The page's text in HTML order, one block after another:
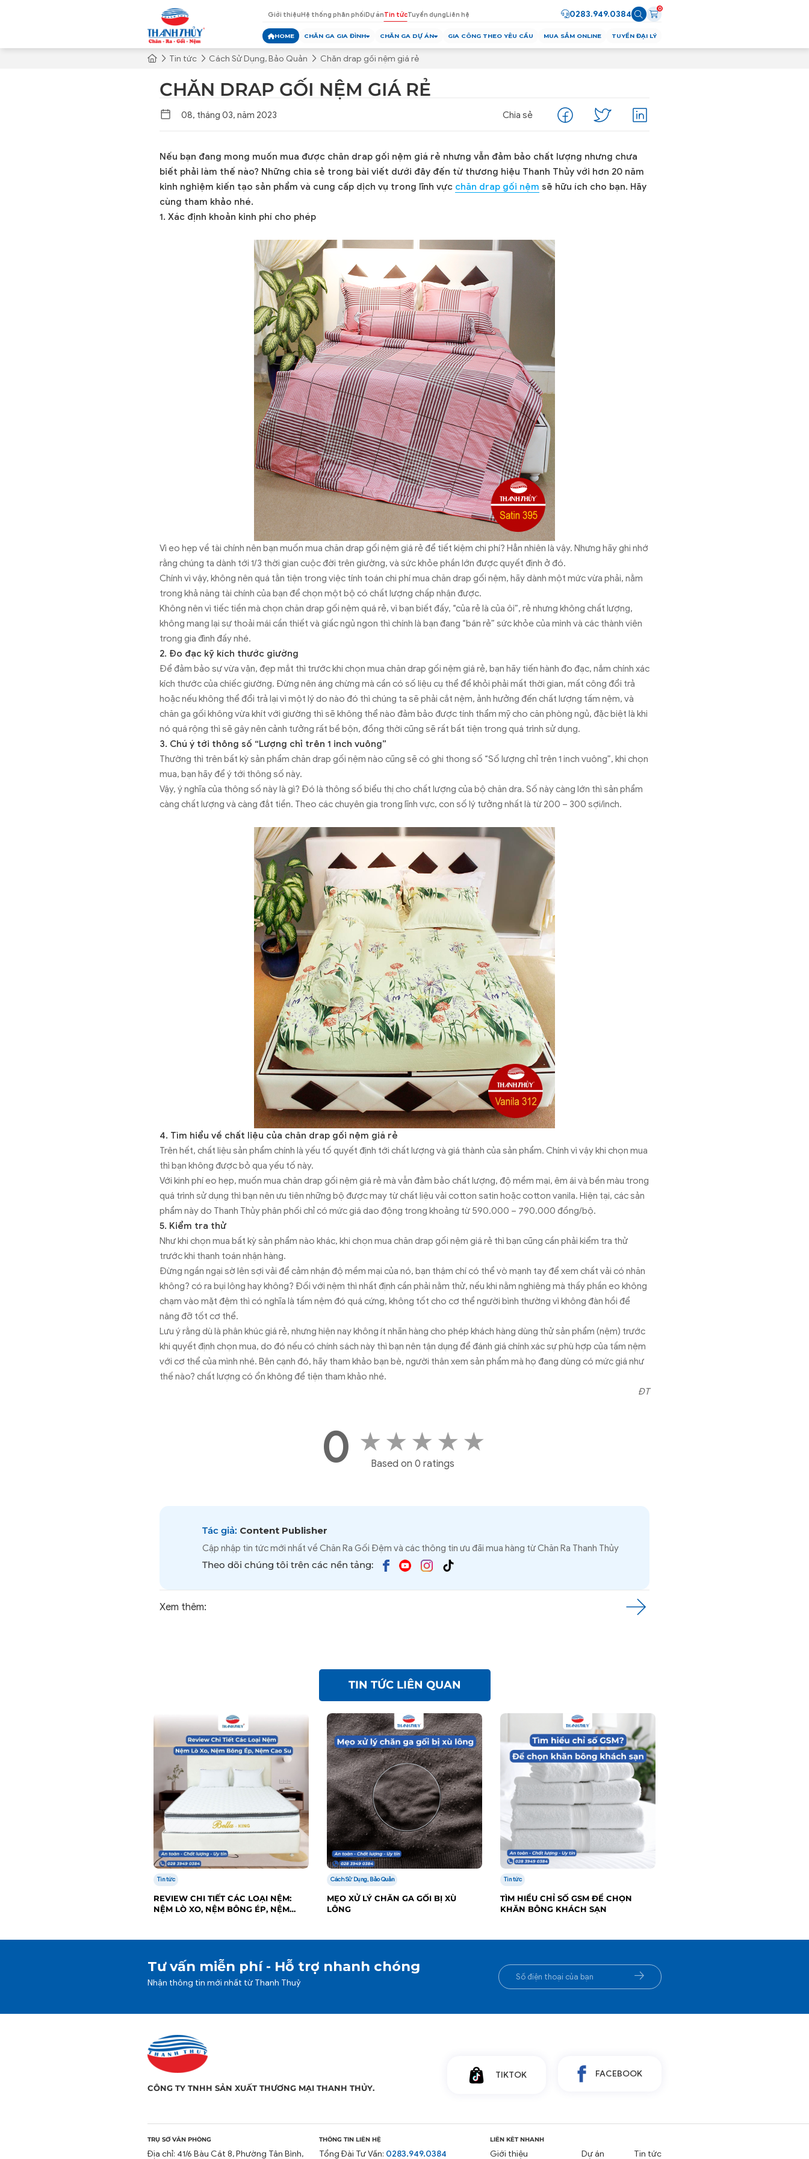
Giới thiệuHệ thống phân phốiDự ánTin tứcTuyển dụngLiên hệ 0283.949.0384
0
HOME CHĂN GA GIA ĐÌNH CHĂN GA DỰ ÁN GIA CÔNG THEO YÊU CẦU MUA SẮM ONLINE TUYỂN ĐẠI LÝ
Tin tức Cách Sử Dụng, Bảo Quản Chăn drap gối nệm giá rẻ
CHĂN DRAP GỐI NỆM GIÁ RẺ
08, tháng 03, năm 2023 Chia sẻ
Nếu bạn đang mong muốn mua được chăn drap gối nệm giá rẻ nhưng vẫn đảm bảo chất lượng nhưng chưa
biết phải làm thế nào? Những chia sẻ trong bài viết dưới đây đến từ thương hiệu Thanh Thủy với hơn 20 năm
kinh nghiệm kiến tạo sản phẩm và cung cấp dịch vụ trong lĩnh vực chăn drap gối nệm sẽ hữu ích cho bạn. Hãy
cùng tham khảo nhé.
1. Xác định khoản kinh phí cho phép
Vì eo hẹp về tài chính nên bạn muốn mua chăn drap gối nệm giá rẻ để tiết kiệm chi phí? Hẳn nhiên là vậy. Nhưng hãy ghi nhớ
rằng chúng ta dành tới 1/3 thời gian cuộc đời trên giường, và sức khỏe phần lớn được quyết định ở đó.
Chính vì vậy, không nên quá tằn tiện trong việc tính toán chi phí mua chăn drap gối nệm, hãy dành một mức vừa phải, nằm
trong khả năng tài chính của bạn để chọn một bộ có chất lượng chấp nhận được.
Không nên vì tiếc tiền mà chọn chăn drap gối nệm quá rẻ, vì bạn biết đấy, “của rẻ là của ôi”, rẻ nhưng không chất lượng,
không mang lại sự thoải mái cần thiết và giấc ngủ ngon thì chính là bạn đang “bán rẻ” sức khỏe của mình và các thành viên
trong gia đình đấy nhé.
2. Đo đạc kỹ kích thước giường
Để đảm bảo sự vừa vặn, đẹp mắt thì trước khi chọn mua chăn drap gối nệm giá rẻ, bạn hãy tiến hành đo đạc, nắm chính xác
kích thước của chiếc giường. Đừng nên áng chừng mà cần có số liệu cụ thể để khỏi phải mất thời gian, mất công đổi trả
hoặc nếu không thể đổi trả lại vì một lý do nào đó thì chúng ta sẽ phải cắt nệm, ảnh hưởng đến chất lượng tấm nệm, và
chăn ga gối không vừa khít với giường thì sẽ không thể nào đảm bảo được tính thẩm mỹ cho căn phòng ngủ, đặc biệt là khi
nó quá rộng thì sẽ gây nên cảnh tưởng rất bề bộn, đồng thời cũng sẽ rất bất tiện trong quá trình sử dụng.
3. Chú ý tới thông số “Lượng chỉ trên 1 inch vuông”
Thường thì trên bất kỳ sản phẩm chăn drap gối nệm nào cũng sẽ có ghi thong số “Số lượng chỉ trên 1 inch vuông”, khi chọn
mua, bạn hãy để ý tới thông số này.
Vậy, ý nghĩa của thông số này là gì? Đó là thông số biểu thị cho chất lượng của bộ chăn dra. Số này càng lớn thì sản phẩm
càng chất lượng và càng đắt tiền. Theo các chuyên gia trong lĩnh vực, con số lý tưởng nhất là từ 200 – 300 sợi/inch.
4. Tìm hiểu về chất liệu của chăn drap gối nệm giá rẻ
Trên hết, chất liệu sản phẩm chính là yếu tố quyết định tới chất lượng và giá thành của sản phẩm. Chính vì vậy khi chọn mua
thì bạn không được bỏ qua yếu tố này.
Với kinh phí eo hẹp, muốn mua chăn drap gối nệm giá rẻ mà vẫn đảm bảo chất lượng, độ mềm mại, êm ái và bền màu trong
quá trình sử dụng thì bạn nên ưu tiên những bộ được may từ chất liệu vải cotton satin hoặc cotton vanila. Hiện tại, các sản
phẩm này do Thanh Thủy phân phối chỉ có mức giá dao động trong khoảng từ 590.000 – 790.000 đồng/bộ.
5. Kiểm tra thử
Như khi chọn mua bất kỳ sản phẩm nào khác, khi chọn mua chăn drap gối nệm giá rẻ thì bạn cũng cần phải kiểm tra thử
trước khi thanh toán nhận hàng.
Đừng ngần ngại sờ lên sợi vải để cảm nhận độ mềm mại của nó, bạn thậm chí có thể vò mạnh tay để xem chất vải có nhăn
không? có ra bụi lông hay không? Đối với nệm thì nhất định cần phải nằm thử, nếu khi nằm nghiêng mà thấy phần eo không
chạm vào mặt đệm thì có nghĩa là tấm nệm đó quá cứng, không tốt cho cơ thể người bình thường vì không đàn hồi để
nâng đỡ tốt cơ thể.
Lưu ý rằng dù là phân khúc giá rẻ, nhưng hiện nay không ít nhãn hàng cho phép khách hàng dùng thử sản phẩm (nệm) trước
khi quyết định chọn mua, do đó nếu có chính sách này thì bạn nên tận dụng để đánh giá chính xác sự phù hợp của tấm nệm
với cơ thể của mình nhé. Bên cạnh đó, hãy tham khảo bạn bè, người thân xem sản phẩm mà họ đang dùng có mức giá như
thế nào? chất lượng có ổn không để tiện tham khảo nhé.
ĐT
0 ★ ★ ★ ★ ★
Based on 0 ratings
Tác giả: Content Publisher
Cập nhập tin tức mới nhất về Chăn Ra Gối Đệm và các thông tin ưu đãi mua hàng từ Chăn Ra Thanh Thủy
Theo dõi chúng tôi trên các nền tảng:
Xem thêm:
TIN TỨC LIÊN QUAN
Tin tức
REVIEW CHI TIẾT CÁC LOẠI NỆM:
NỆM LÒ XO, NỆM BÔNG ÉP, NỆM
Cách Sử Dụng, Bảo Quản
MẸO XỬ LÝ CHĂN GA GỐI BỊ XÙ
LÔNG
Tin tức
TÌM HIỂU CHỈ SỐ GSM ĐỂ CHỌN
KHĂN BÔNG KHÁCH SẠN
Tư vấn miễn phí - Hỗ trợ nhanh chóng
Nhận thông tin mới nhất từ Thanh Thuỷ
CÔNG TY TNHH SẢN XUẤT THƯƠNG MẠI THANH THỦY.
TIKTOK FACEBOOK
TRỤ SỞ VĂN PHÒNG
Địa chỉ: 41/6 Bàu Cát 8, Phường Tân Bình,
THÔNG TIN LIÊN HỆ
Tổng Đài Tư Vấn: 0283.949.0384
LIÊN KẾT NHANH
Giới thiệu Dự án Tin tức